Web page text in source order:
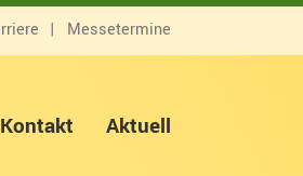
Messetermine
Kontakt Aktuell